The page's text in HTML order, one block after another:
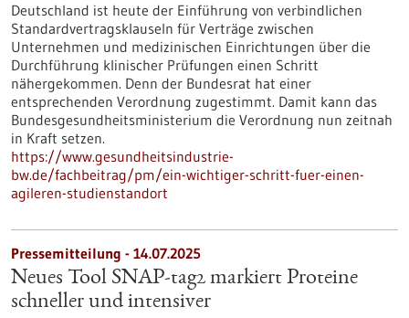
Deutschland ist heute der Einführung von verbindlichen
Standardvertragsklauseln für Verträge zwischen
Unternehmen und medizinischen Einrichtungen über die
Durchführung klinischer Prüfungen einen Schritt
nähergekommen. Denn der Bundesrat hat einer
entsprechenden Verordnung zugestimmt. Damit kann das
Bundesgesundheitsministerium die Verordnung nun zeitnah
in Kraft setzen.
https://www.gesundheitsindustrie-
bw.de/fachbeitrag/pm/ein-wichtiger-schritt-fuer-einen-
agileren-studienstandort
Pressemitteilung - 14.07.2025
Neues Tool SNAP-tag2 markiert Proteine
schneller und intensiver